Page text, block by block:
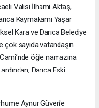
Valisi İlhami Aktaş,
Kaymakamı Yaşar
Kara ve Darıca Belediye
çok sayıda vatandaşın
öğle namazına
Darıca Eski
Aynur Güven'e